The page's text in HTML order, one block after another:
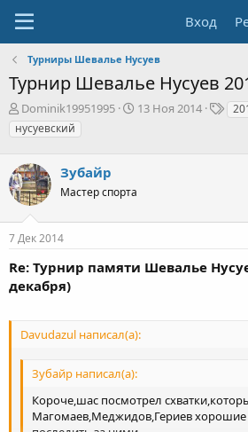
Вход
Турниры Шевалье Нусуев
Турнир Шевалье Нусуев
А
в
т
р
т
е
м
ы
Dominik19951995
Д
а
13 Ноя 2014
Т
нусуевский
Зубайр
Мастер спорта
7 Дек 2014
Re: Турнир памяти Шевалье
декабря)
Davudazul написал(а):
Зубайр написал(а):
Короче,шас посмотрел
Магомаев,Меджидов,Гериев хорошие